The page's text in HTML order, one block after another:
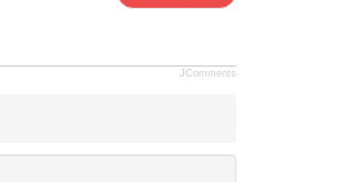
JComments